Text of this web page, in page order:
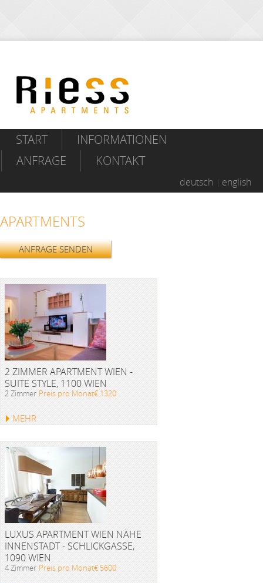
START
INFORMATIONEN
ANFRAGE
KONTAKT
deutsch english
APARTMENTS
ANFRAGE SENDEN
2 ZIMMER APARTMENT WIEN -
SUITE STYLE, 1100 WIEN
2 Zimmer Preis pro Monat€ 1320
MEHR
LUXUS APARTMENT WIEN NÄHE
INNENSTADT - SCHLICKGASSE,
1090 WIEN
4 Zimmer Preis pro Monat€ 5600